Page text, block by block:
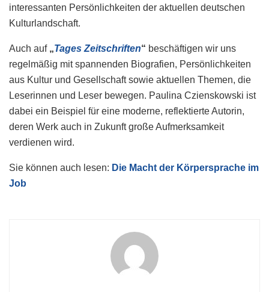
interessanten Persönlichkeiten der aktuellen deutschen
Kulturlandschaft.
Auch auf „Tages Zeitschriften“ beschäftigen wir uns
regelmäßig mit spannenden Biografien, Persönlichkeiten
aus Kultur und Gesellschaft sowie aktuellen Themen, die
Leserinnen und Leser bewegen. Paulina Czienskowski ist
dabei ein Beispiel für eine moderne, reflektierte Autorin,
deren Werk auch in Zukunft große Aufmerksamkeit
verdienen wird.
Sie können auch lesen: Die Macht der Körpersprache im
Job